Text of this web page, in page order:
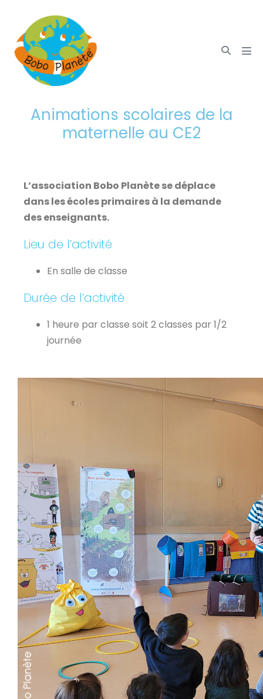
Animations scolaires de la
maternelle au CE2
L’association Bobo Planète se déplace
dans les écoles primaires à la demande
des enseignants.
Lieu de l’activité
En salle de classe
Durée de l’activité
1 heure par classe soit 2 classes par 1/2
journée